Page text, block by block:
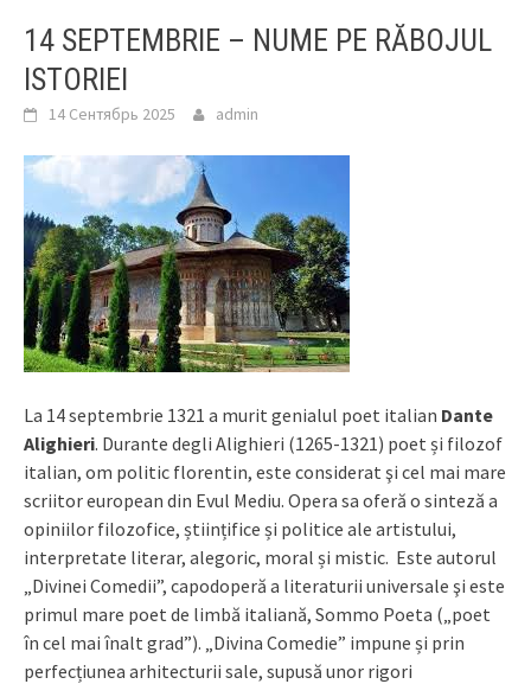
14 SEPTEMBRIE – NUME PE RĂBOJUL
ISTORIEI
14 Сентябрь 2025 admin
La 14 septembrie 1321 a murit genialul poet italian Dante
Alighieri. Durante degli Alighieri (1265-1321) poet și filozof
italian, om politic florentin, este considerat şi cel mai mare
scriitor european din Evul Mediu. Opera sa oferă o sinteză a
opiniilor filozofice, științifice și politice ale artistului,
interpretate literar, alegoric, moral și mistic. Este autorul
„Divinei Comedii”, capodoperă a literaturii universale şi este
primul mare poet de limbă italiană, Sommo Poeta („poet
în cel mai înalt grad”). „Divina Comedie” impune și prin
perfecțiunea arhitecturii sale, supusă unor rigori